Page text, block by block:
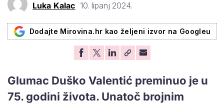
Luka Kalac 10. lipanj 2024.
Dodajte Mirovina.hr kao željeni izvor na Googleu
Glumac Duško Valentić preminuo je u
75. godini života. Unatoč brojnim